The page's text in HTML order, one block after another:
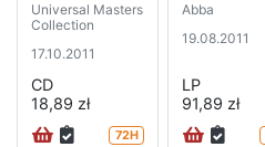
Universal Masters
Collection
17.10.2011
CD
18,89 zł
72H
Abba
19.08.2011
LP
91,89 zł